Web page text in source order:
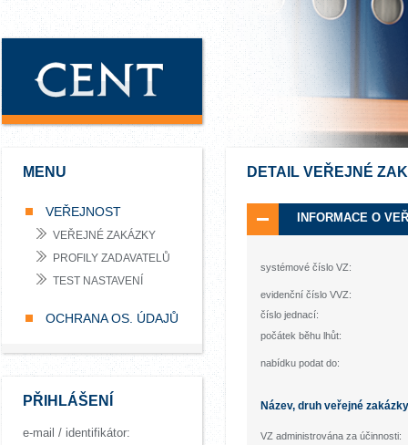
MENU
VEŘEJNOST
VEŘEJNÉ ZAKÁZKY
PROFILY ZADAVATELŮ
TEST NASTAVENÍ
OCHRANA OS. ÚDAJŮ
PŘIHLÁŠENÍ
e-mail / identifikátor:
DETAIL VEŘEJNÉ
INFORMACE O
systémové číslo VZ:
evidenční číslo VVZ:
číslo jednací:
počátek běhu lhůt:
nabídku podat do:
Název, druh veřejné
VZ administrována za účinnosti: